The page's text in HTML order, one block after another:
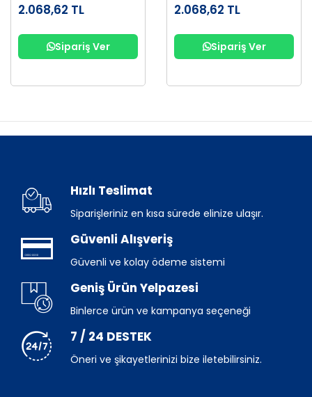
2.068,62 TL
Sipariş Ver
2.068,62 TL
Sipariş Ver
Hızlı Teslimat
Siparişleriniz en kısa sürede elinize ulaşır.
Güvenli Alışveriş
Güvenli ve kolay ödeme sistemi
Geniş Ürün Yelpazesi
Binlerce ürün ve kampanya seçeneği
7 / 24 DESTEK
Öneri ve şikayetlerinizi bize iletebilirsiniz.